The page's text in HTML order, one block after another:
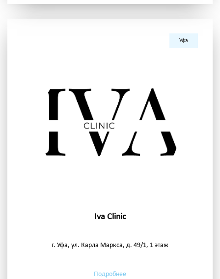
Уфа
Iva Clinic
г. Уфа, ул. Карла Маркса, д. 49/1, 1 этаж
Подробнее